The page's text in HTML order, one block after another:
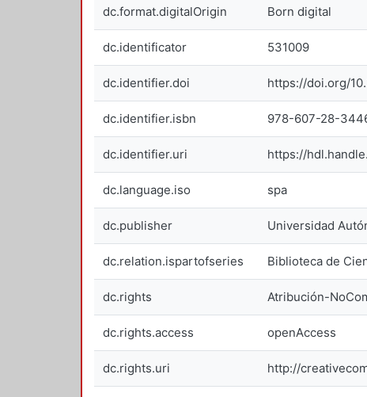
dc.format.digitalOrigin Born digital
dc.identificator 531009
dc.identifier.doi https://doi.org/
dc.identifier.isbn 978-607-28-
dc.identifier.uri https://
dc.language.iso spa
dc.publisher Universidad
dc.relation.ispartofseries Biblioteca de
dc.rights Atribución-
dc.rights.access openAccess
dc.rights.uri http://